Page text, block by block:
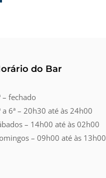
do Bar
– fechado
a 6ª – 20h30 até às 24h00
– 14h00 até às 02h00
– 09h00 até às 13h00